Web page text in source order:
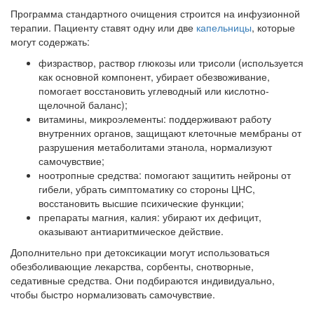
Программа стандартного очищения строится на инфузионной
терапии. Пациенту ставят одну или две капельницы, которые
могут содержать:
физраствор, раствор глюкозы или трисоли (используется
как основной компонент, убирает обезвоживание,
помогает восстановить углеводный или кислотно-
щелочной баланс);
витамины, микроэлементы: поддерживают работу
внутренних органов, защищают клеточные мембраны от
разрушения метаболитами этанола, нормализуют
самочувствие;
ноотропные средства: помогают защитить нейроны от
гибели, убрать симптоматику со стороны ЦНС,
восстановить высшие психические функции;
препараты магния, калия: убирают их дефицит,
оказывают антиаритмическое действие.
Дополнительно при детоксикации могут использоваться
обезболивающие лекарства, сорбенты, снотворные,
седативные средства. Они подбираются индивидуально,
чтобы быстро нормализовать самочувствие.